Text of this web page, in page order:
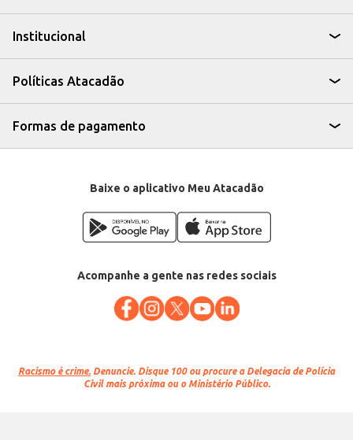
Institucional
Políticas Atacadão
Formas de pagamento
Baixe o aplicativo Meu Atacadão
Acompanhe a gente nas redes sociais
Racismo é crime. Denuncie. Disque 100 ou procure a Delegacia de Polícia
Civil mais próxima ou o Ministério Público.